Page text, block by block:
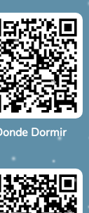
Dormir